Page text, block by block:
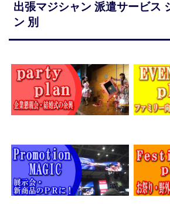
出張マジシャン 派遣サービス
ン 別